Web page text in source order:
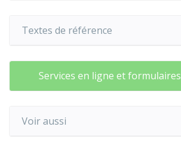
Textes de référence
Services en ligne et formulaires
Voir aussi